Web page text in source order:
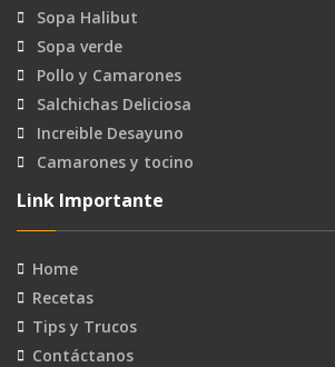
Sopa Halibut
Sopa verde
Pollo y Camarones
Salchichas Deliciosa
Increible Desayuno
Camarones y tocino
Link Importante
Home
Recetas
Tips y Trucos
Contáctanos